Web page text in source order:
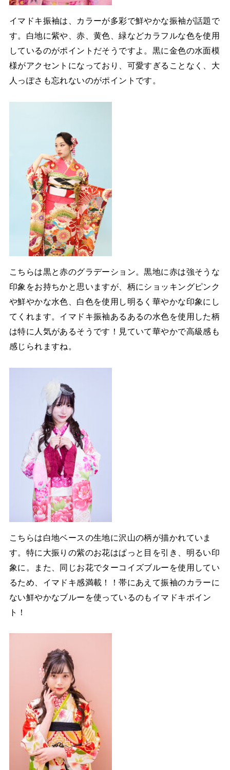
イマドキ振袖は、カラーが多彩で鮮やかな振袖が話題で
す。白地に紫や、赤、黄色、緑などカラフルな色を使用
しているのがポイントだそうですよ。黒に金色の水面模
様がアクセントになっており、可愛すぎることなく、大
人っぽさも忘れないのがポイントです。
こちらは黒と赤のグラデーション。黒地に赤は強そうな
印象をお持ちかと思いますが、柄にショッキングピンク
や鮮やかな水色、白色を使用し明るく華やかな印象にし
てくれます。イマドキ振袖あるあるの水色を使用した柄
は特に人気があるそうです！見ていて華やかで高級感も
感じられますね。
こちらは白地ベースの生地に沢山の柄が描かれていま
す。特に大振りの紫のお花はぱっと目を引き、明るい印
象に。また、同じお花でターコイズブルーを使用してい
るため、イマドキ感満載！！帯にあえて振袖のカラーに
ない鮮やかなブルーを使っているのもイマドキポイン
ト！